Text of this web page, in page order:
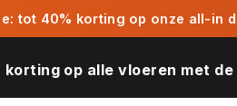
tot 40% korting op onze all-in
korting op alle vloeren met